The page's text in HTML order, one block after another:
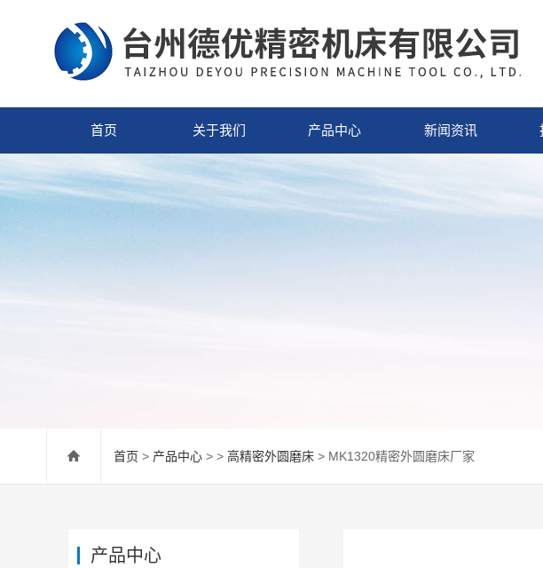
首页 关于我们 产品中心 新闻资讯
首页 > 产品中心 > > 高精密外圆磨床 > MK1320精密外圆磨床厂家
产品中心